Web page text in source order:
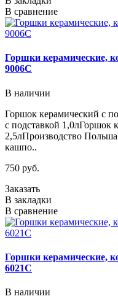
В сравнение
Горшки керамические,
9006C
В наличии
Горшок керамический с
с подставкой 1,0лГоршок
2,5лПроизводство
кашпо..
750 руб.
Заказать
В закладки
В сравнение
Горшки керамические,
6021С
В наличии